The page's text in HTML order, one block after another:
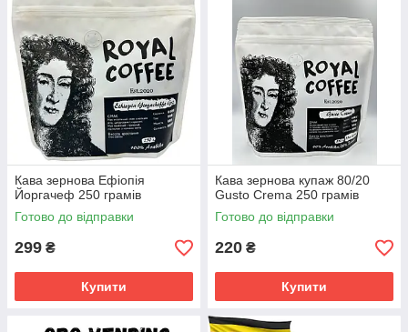
Кава зернова Ефіопія
Йоргачеф 250 грамів
Готово до відправки
299 ₴
Купити
Кава зернова купаж 80/20
Gusto Crema 250 грамів
Готово до відправки
220 ₴
Купити